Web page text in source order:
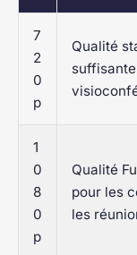
7
2
0
p
Qualité
1
0
8
0
p
Qualité
pour les
les